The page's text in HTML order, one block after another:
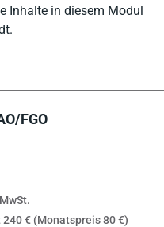
Inhalte in diesem Modul
FGO
€ (Monatspreis 80 €)